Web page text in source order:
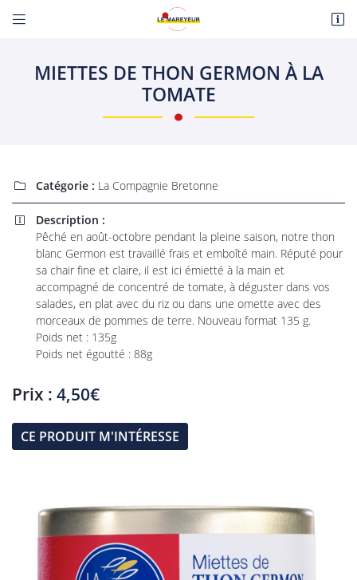
 
06 22 27 86 08
Adresse email de réception
En cochant cette case, vous consentez à recevoir nos propositions commerciales à
l'adresse email indiqué ci-dessus. Vous pouvez vous désinscrire à tout moment en
utilisant
le formulaire de désinscription
MIETTES DE THON GERMON À LA
TOMATE
 Catégorie : La Compagnie Bretonne

Description :
Pêché en août-octobre pendant la pleine saison, notre thon
blanc Germon est travaillé frais et emboîté main. Réputé pour
sa chair fine et claire, il est ici émietté à la main et
accompagné de concentré de tomate, à déguster dans vos
salades, en plat avec du riz ou dans une omette avec des
morceaux de pommes de terre. Nouveau format 135 g.
Poids net : 135g
Poids net égoutté : 88g
Prix : 4,50€
CE PRODUIT M'INTÉRESSE